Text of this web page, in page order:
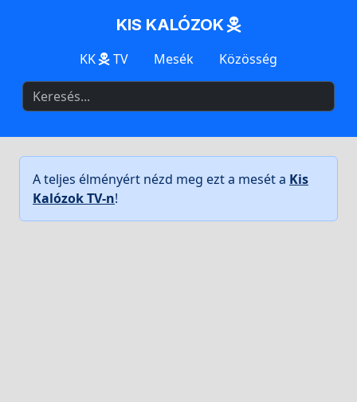
KIS KALÓZOK
KK TV Mesék Közösség
A teljes élményért nézd meg ezt a mesét a Kis
Kalózok TV-n!